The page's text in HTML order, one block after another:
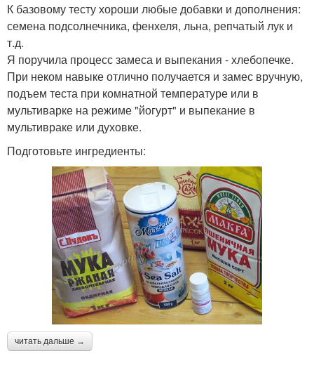
К базовому тесту хороши любые добавки и дополнения:
семена подсолнечника, фенхеля, льна, репчатый лук и
т.д.
Я поручила процесс замеса и выпекания - хлебопечке.
При неком навыке отлично получается и замес вручную,
подъем теста при комнатной температуре или в
мультиварке на режиме "йогурт" и выпекание в
мультивраке или духовке.
Подготовьте ингредиенты:
читать дальше →